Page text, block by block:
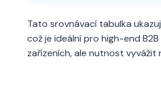
Tato srovnávací tabulka
což je ideální pro high-end
zařízeních, ale nutnost vyvážit